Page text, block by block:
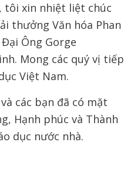
tôi xin nhiệt liệt chúc
thưởng Văn hóa Phan
Ông Gorge
Mong các quý vị tiếp
Việt Nam.
các bạn đã có mặt
Hạnh phúc và Thành
dục nước nhà.